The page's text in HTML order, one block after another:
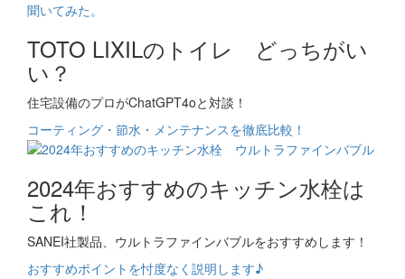
TOTO LIXILのトイレ どっちがい
い？
住宅設備のプロがChatGPT4oと対談！
コーティング・節水・メンテナンスを徹底比較！
2024年おすすめのキッチン水栓は
これ！
SANEI社製品、ウルトラファインバブルをおすすめします！
おすすめポイントを忖度なく説明します♪